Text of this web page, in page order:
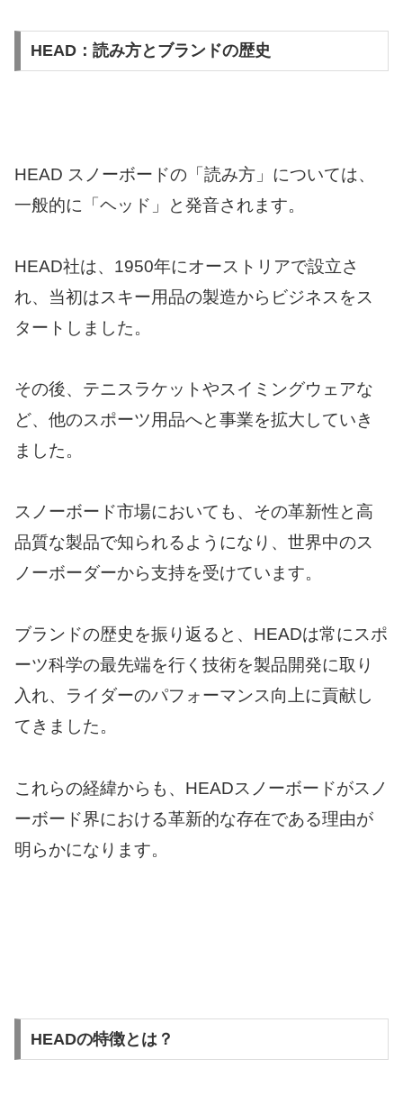
HEAD：読み方とブランドの歴史
HEAD スノーボードの「読み方」については、
一般的に「ヘッド」と発音されます。
HEAD社は、1950年にオーストリアで設立さ
れ、当初はスキー用品の製造からビジネスをス
タートしました。
その後、テニスラケットやスイミングウェアな
ど、他のスポーツ用品へと事業を拡大していき
ました。
スノーボード市場においても、その革新性と高
品質な製品で知られるようになり、世界中のス
ノーボーダーから支持を受けています。
ブランドの歴史を振り返ると、HEADは常にスポ
ーツ科学の最先端を行く技術を製品開発に取り
入れ、ライダーのパフォーマンス向上に貢献し
てきました。
これらの経緯からも、HEADスノーボードがスノ
ーボード界における革新的な存在である理由が
明らかになります。
HEADの特徴とは？